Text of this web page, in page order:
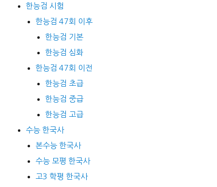
한능검 시험
한능검 47회 이후
한능검 기본
한능검 심화
한능검 47회 이전
한능검 초급
한능검 중급
한능검 고급
수능 한국사
본수능 한국사
수능 모평 한국사
고3 학평 한국사